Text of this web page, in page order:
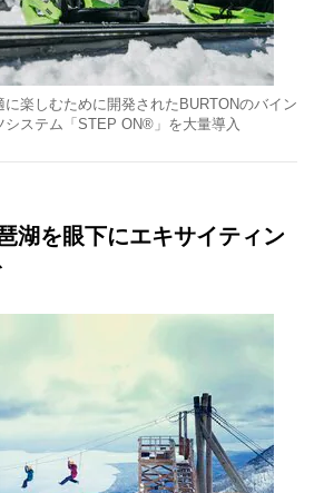
楽しむために開発されたBURTONのバイン
システム「STEP ON®︎」を大量導入
湖を眼下にエキサイティン